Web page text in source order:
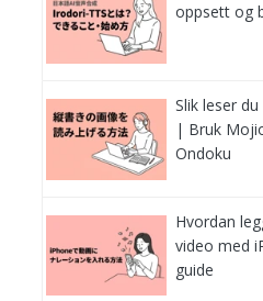
oppsett og
Slik leser
| Bruk
Ondoku
Hvordan
video med
guide